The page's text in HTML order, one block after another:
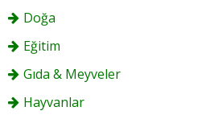
Doğa
Eğitim
Gıda & Meyveler
Hayvanlar